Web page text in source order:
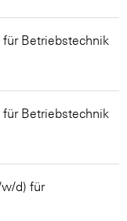
Betriebstechnik
Betriebstechnik
d) für